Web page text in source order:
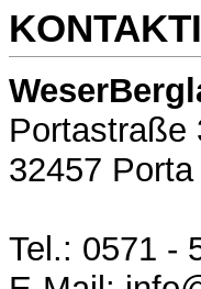
Portastraße
32457
Tel.: 0571 -